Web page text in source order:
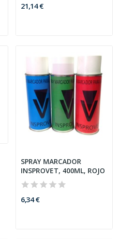
21,14 €
SPRAY MARCADOR
INSPROVET, 400ML, ROJO
6,34 €